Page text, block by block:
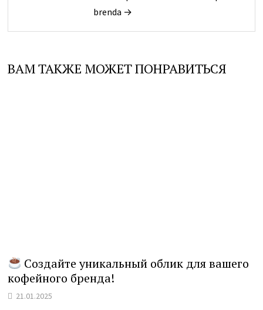
brenda →
ВАМ ТАКЖЕ МОЖЕТ ПОНРАВИТЬСЯ
Создайте уникальный облик для вашего
кофейного бренда!
21.01.2025